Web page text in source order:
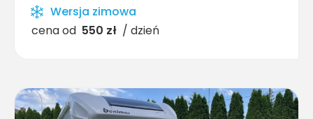
Wersja zimowa
cena od 550 zł / dzień